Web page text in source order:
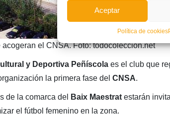
Aceptar
Política de cookies
acogeran el CNSA. Foto: todocoleccion.net
y Deportiva Peñíscolaes el club que
la primera fase del CNSA.
de la comarca del Baix Maestratestarán
el fútbol femenino en la zona.